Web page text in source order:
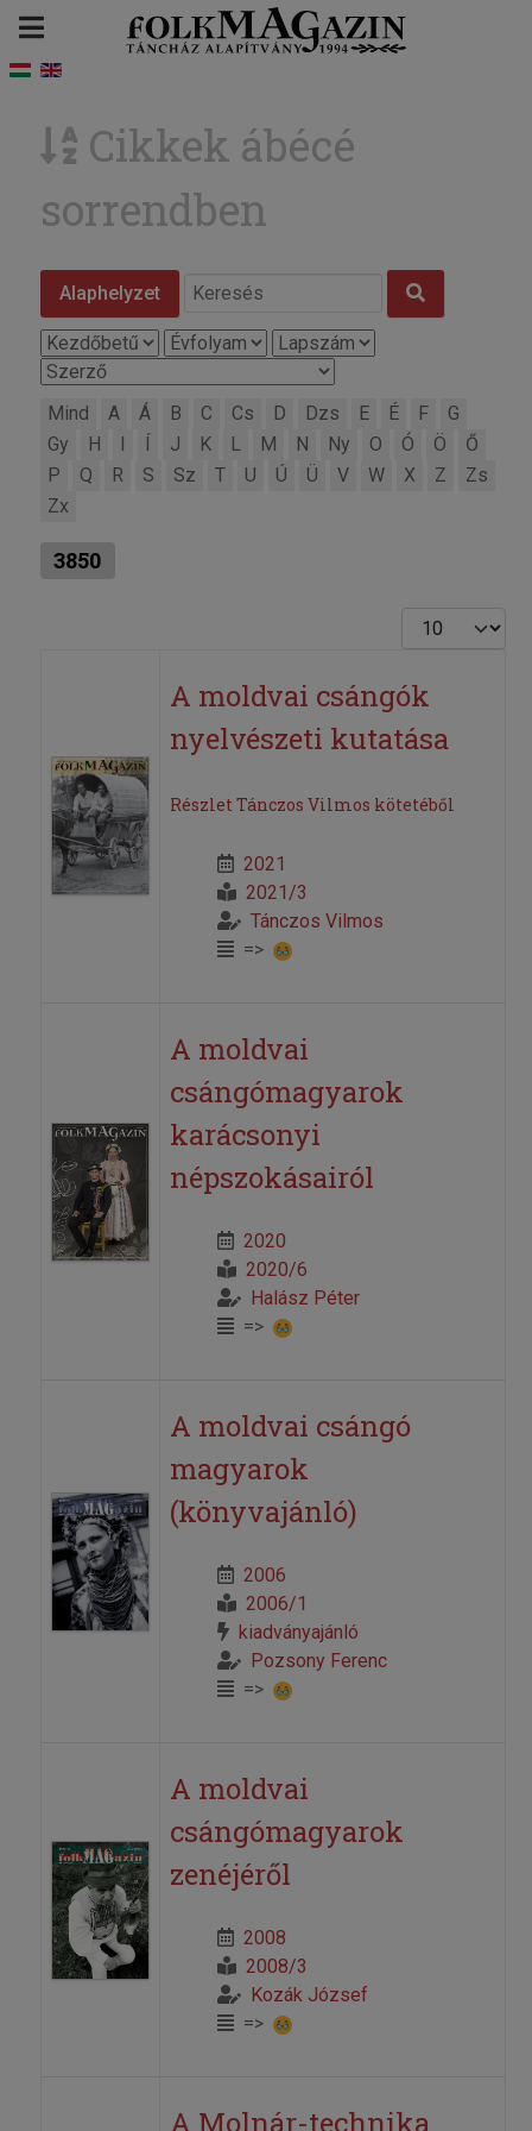
Cikkek ábécé
sorrendben
Alaphelyzet
Mind A Á B C Cs D Dzs E É F
G
Gy
H J K L M N Ny O Ó Ö
Ő
P
Q R S Sz T U Ú Ü V W X Z
Zs
Zx
3850
Tételek #
A moldvai csángók
nyelvészeti kutatása
Részlet Tánczos Vilmos kötetéből
2021
2021/3
Tánczos Vilmos
=>
A moldvai
csángómagyarok
karácsonyi
népszokásairól
2020
2020/6
Halász Péter
=>
A moldvai csángó
magyarok
(könyvajánló)
2006
2006/1
kiadványajánló
Pozsony Ferenc
=>
A moldvai
csángómagyarok
zenéjéről
2008
2008/3
Kozák József
=>
A Molnár-technika